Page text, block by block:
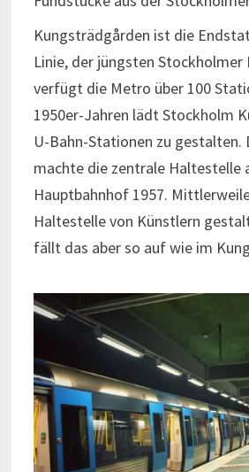
Kungsträdgården ist die
Linie, der jüngsten Stockholmer
verfügt die Metro über 100
1950er-Jahren lädt Stockholm
U-Bahn-Stationen zu gestalten.
machte die zentrale Haltestelle
Hauptbahnhof 1957.
Haltestelle von Künstlern
fällt das aber so auf wie im